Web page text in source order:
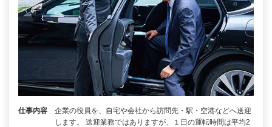
仕事内容
企業の役員を、自宅や会社から訪問先・駅・空港などへ送迎
します。 送迎業務ではありますが、１日の運転時間は平均2